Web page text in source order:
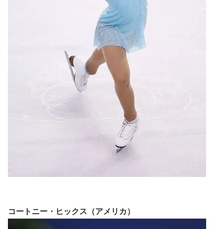
コートニー・ヒックス（アメリカ）